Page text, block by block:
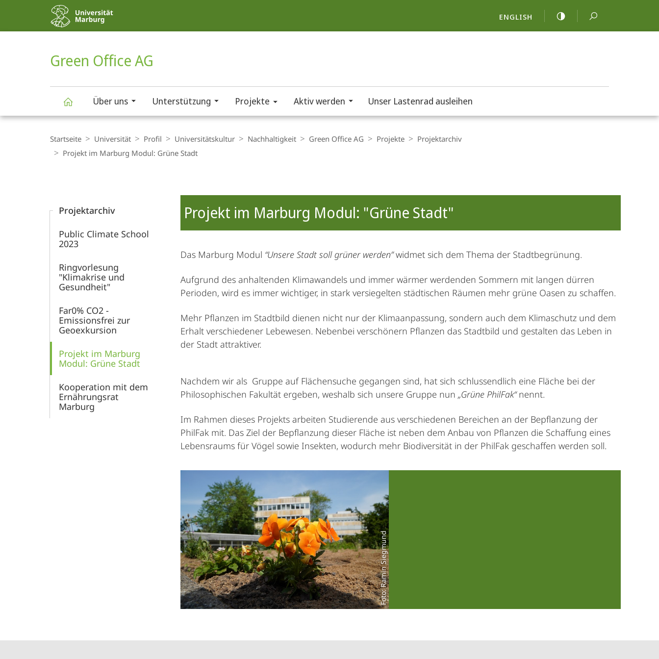
ENGLISH
HIGH-CONTRAST VERSION
SUCHE UND SUCHERGEBNIS
Green Office AG
Office
Über uns Unterstützung Projekte Aktiv werden Unser Lastenrad ausleihen
Navigation
Startseite Universität Profil Universitäts­kultur Nachhaltigkeit Green Office AG Projekte
Projektarchiv
Projekt im Marburg Modul: Grüne Stadt
Projektarchiv
Public Climate School
2023
Ringvorlesung
"Klimakrise und
Gesundheit"
Far0% CO2 -
Emissionsfrei zur
Geoexkursion
Projekt im Marburg
Modul: Grüne Stadt
Kooperation mit dem
Ernährungsrat
Marburg
Projekt im Marburg Modul: "Grüne Stadt"
Das Marburg Modul “Unsere Stadt soll grüner werden”widmet sich dem Thema der Stadtbegrünung.
Aufgrund des anhaltenden Klimawandels und immer wärmer werdenden Sommern mit langen dürren
Perioden, wird es immer wichtiger, in stark versiegelten städtischen Räumen mehr grüne Oasen zu schaffen.
Mehr Pflanzen im Stadtbild dienen nicht nur der Klimaanpassung, sondern auch dem Klimaschutz und dem
Erhalt verschiedener Lebewesen. Nebenbei verschönern Pflanzen das Stadtbild und gestalten das Leben in
der Stadt attraktiver.
Nachdem wir als Gruppe auf Flächensuche gegangen sind, hat sich schlussendlich eine Fläche bei der
Philosophischen Fakultät ergeben, weshalb sich unsere Gruppe nun „Grüne PhilFak“nennt.
Im Rahmen dieses Projekts arbeiten Studierende aus verschiedenen Bereichen an der Bepflanzung der
PhilFak mit. Das Ziel der Bepflanzung dieser Fläche ist neben dem Anbau von Pflanzen die Schaffung eines
Lebensraums für Vögel sowie Insekten, wodurch mehr Biodiversität in der PhilFak geschaffen werden soll.
Foto: Ramin Siegmund